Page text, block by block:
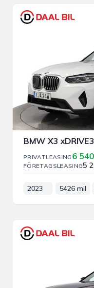
PRIVATLEASING 6
FÖRETAGSLEASING5
2023 5426 mil